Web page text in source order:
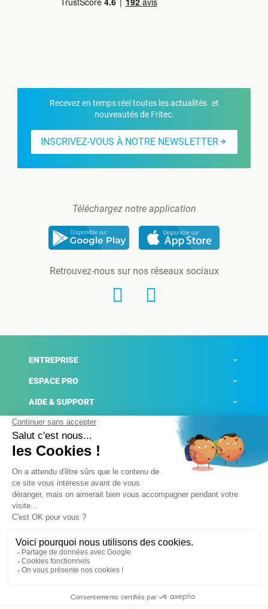
Recevez en temps réel toutes les actualités et
nouveautés de Fritec.
INSCRIVEZ-VOUS À NOTRE NEWSLETTER
Téléchargez notre application
Retrouvez-nous sur nos réseaux sociaux
ENTREPRISE
ESPACE PRO
AIDE & SUPPORT
ACTUALITÉS
Mentions légales
Conditions générales de ventes
Plateforme de signalement